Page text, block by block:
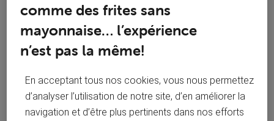
Réponses
Oldest First
comme des frites sans
mayonnaise… l’expérience
n’est pas la même!
En acceptant tous nos cookies, vous nous permettez
d’analyser l’utilisation de notre site, d’en améliorer la
navigation et d’être plus pertinents dans nos efforts